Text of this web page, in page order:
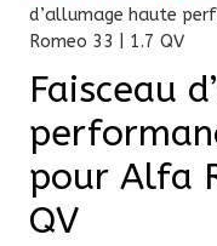
d’allumage haute
Romeo 33 | 1.7 QV
Faisceau
pour Alfa
QV